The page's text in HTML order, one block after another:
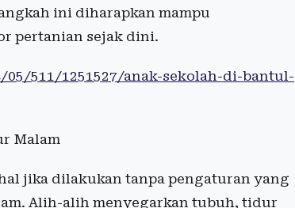
ini diharapkan mampu
pertanian sejak dini.
511/1251527/anak-sekolah-di-bantul-
Malam
jika dilakukan tanpa pengaturan yang
Alih-alih menyegarkan tubuh, tidur